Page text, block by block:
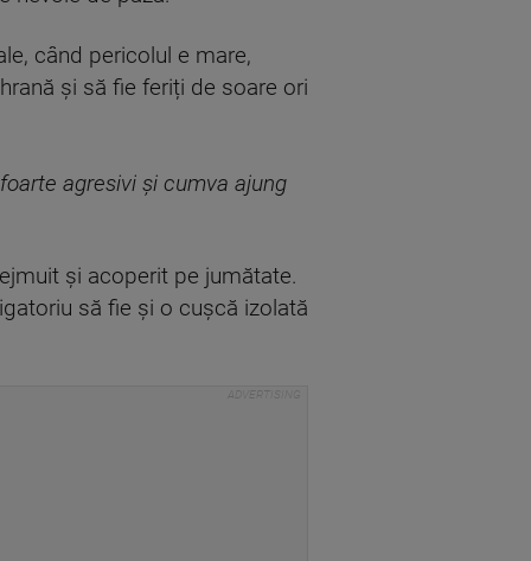
când pericolul e mare,
și să fie feriți de soare ori
agresivi și cumva ajung
și acoperit pe jumătate.
să fie și o cușcă izolată